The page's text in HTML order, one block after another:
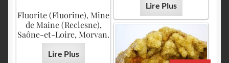
Lire Plus
Fluorite (Fluorine), Mine
de Maine (Reclesne),
Saône-et-Loire, Morvan.
Lire Plus